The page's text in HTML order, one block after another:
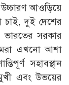
উচ্চারণ আওড়িয়ে
চাই, দুই দেশের
ও ভারতের সরকার
এখনো আশা
সহাবস্থান
এবং উভয়ের